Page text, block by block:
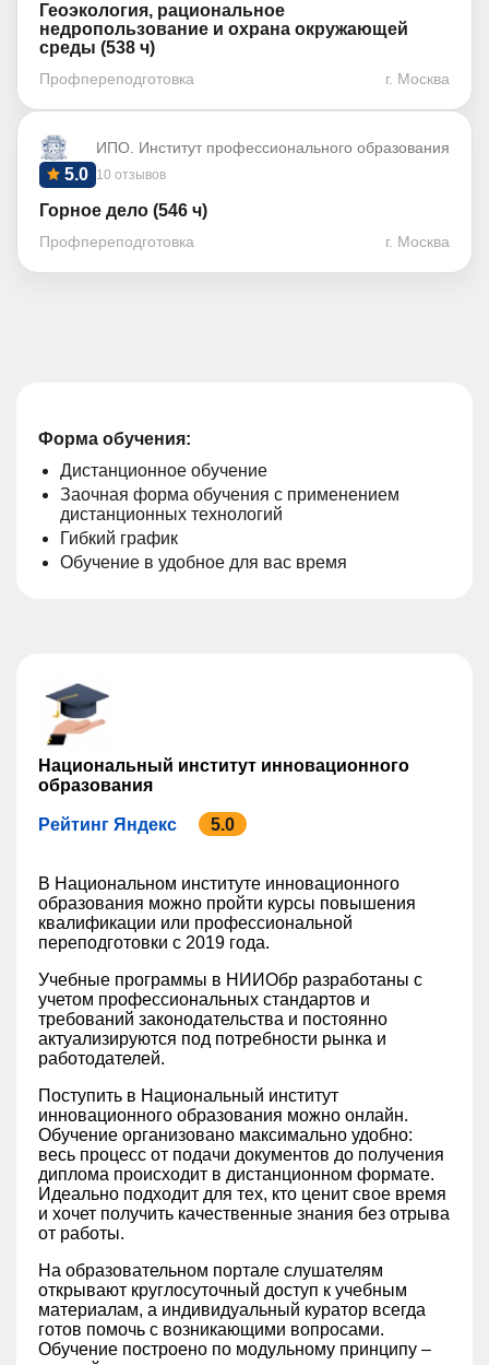
Геоэкология, рациональное
недропользование и охрана окружающей
среды (538 ч)
Профпереподготовка г. Москва
ИПО. Институт профессионального образования
10 отзывов
5.0
Горное дело (546 ч)
Профпереподготовка г. Москва
Форма обучения:
Дистанционное обучение
Заочная форма обучения с применением
дистанционных технологий
Гибкий график
Обучение в удобное для вас время
Национальный институт инновационного
образования
Рейтинг Яндекс 5.0
В Национальном институте инновационного
образования можно пройти курсы повышения
квалификации или профессиональной
переподготовки с 2019 года.
Учебные программы в НИИОбр разработаны с
учетом профессиональных стандартов и
требований законодательства и постоянно
актуализируются под потребности рынка и
работодателей.
Поступить в Национальный институт
инновационного образования можно онлайн.
Обучение организовано максимально удобно:
весь процесс от подачи документов до получения
диплома происходит в дистанционном формате.
Идеально подходит для тех, кто ценит свое время
и хочет получить качественные знания без отрыва
от работы.
На образовательном портале слушателям
открывают круглосуточный доступ к учебным
материалам, а индивидуальный куратор всегда
готов помочь с возникающими вопросами.
Обучение построено по модульному принципу –